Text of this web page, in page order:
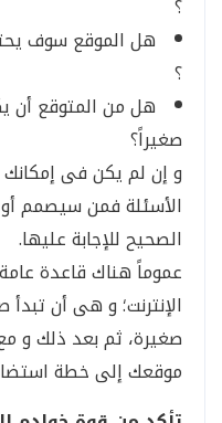
؟
هل الموقع سوف
؟
هل من المتوقع أن
صغيراً؟
و إن لم يكن فى
الأسئلة فمن سيصمم
الصحيح للإجابة عليها.
عموماً هناك قاعدة
الإنترنت؛ و هى أن
صغيرة، ثم بعد ذلك و
موقعك إلى خطة